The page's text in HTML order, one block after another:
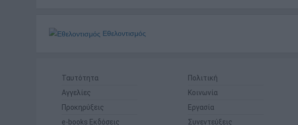
Εθελοντισμός
Ταυτότητα
Αγγελίες
Προκηρύξεις
e-books Εκδόσεις
Πολιτική
Κοινωνία
Εργασία
Συνεντεύξεις